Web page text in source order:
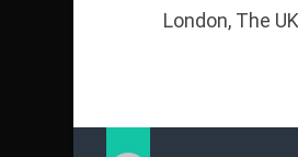
London, The